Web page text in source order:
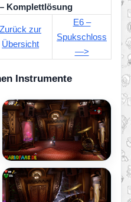
Komplettlösung
Zurück zur
Übersicht
E6 –
Spukschloss
—>
Instrumente